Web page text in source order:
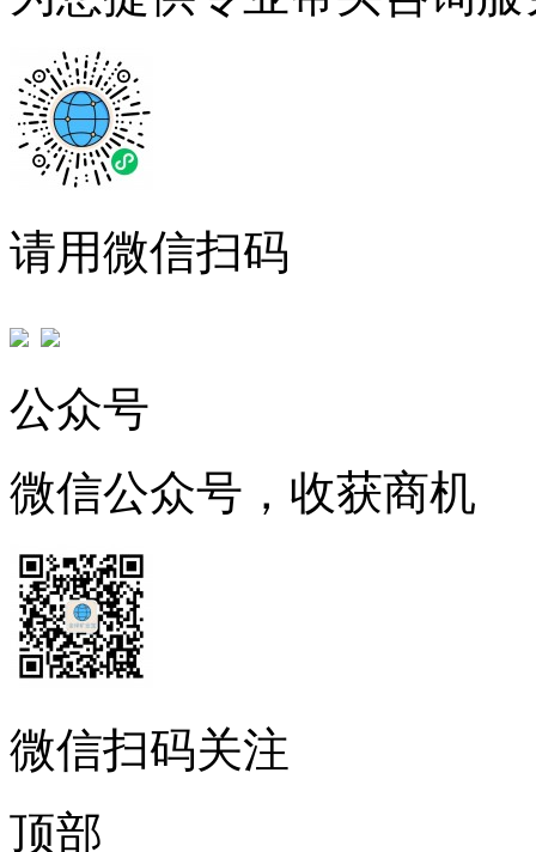
请用微信扫码
公众号
微信公众号，收获商机
微信扫码关注
顶部